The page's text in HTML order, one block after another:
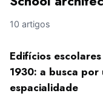
10 artigos
Edifícios
1930: a busca por
espacialidade